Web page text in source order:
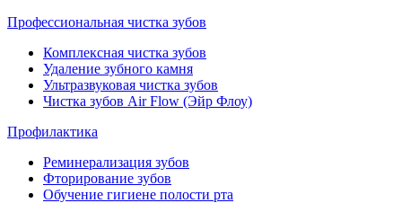
Профессиональная чистка зубов
Комплексная чистка зубов
Удаление зубного камня
Ультразвуковая чистка зубов
Чистка зубов Air Flow (Эйр Флоу)
Профилактика
Реминерализация зубов
Фторирование зубов
Обучение гигиене полости рта